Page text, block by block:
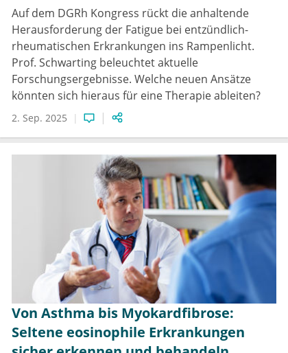
Auf dem DGRh Kongress rückt die anhaltende
Herausforderung der Fatigue bei entzündlich-
rheumatischen Erkrankungen ins Rampenlicht.
Prof. Schwarting beleuchtet aktuelle
Forschungsergebnisse. Welche neuen Ansätze
könnten sich hieraus für eine Therapie ableiten?
2. Sep. 2025
Von Asthma bis Myokardfibrose:
Seltene eosinophile Erkrankungen